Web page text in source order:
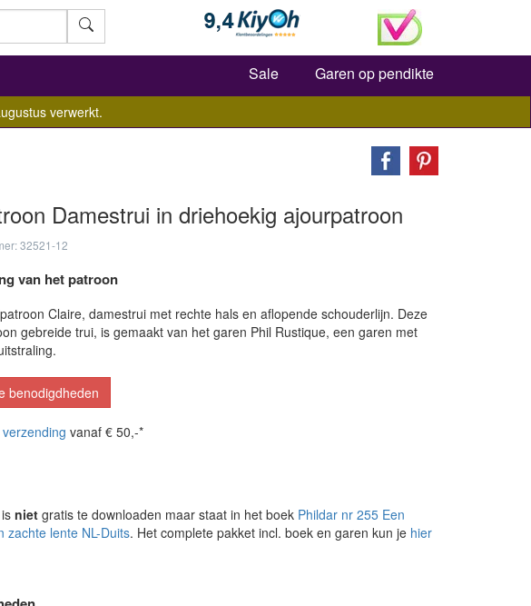
Zoeken
Sale Garen op pendikte
verwerkt.
Damestrui in driehoekig ajourpatroon
32521-12
van het patroon
Claire, damestrui met rechte hals en aflopende schouderlijn. Deze
gebreide trui, is gemaakt van het garen Phil Rustique, een garen met
benodigdheden
verzending vanaf € 50,-*
niet gratis te downloaden maar staat in het boek Phildar nr 255 Een
zachte lente NL-Duits. Het complete pakket incl. boek en garen kun je hier